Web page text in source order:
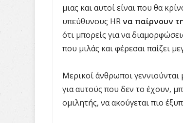
μιας και αυτοί είναι που θα
υπεύθυνους HRνα παίρνουν
ότι μπορείς για να
που μιλάς και φέρεσαι παίζει
Μερικοί άνθρωποι
για αυτούς που δεν το έχουν,
ομιλητής, να ακούγεται πιο